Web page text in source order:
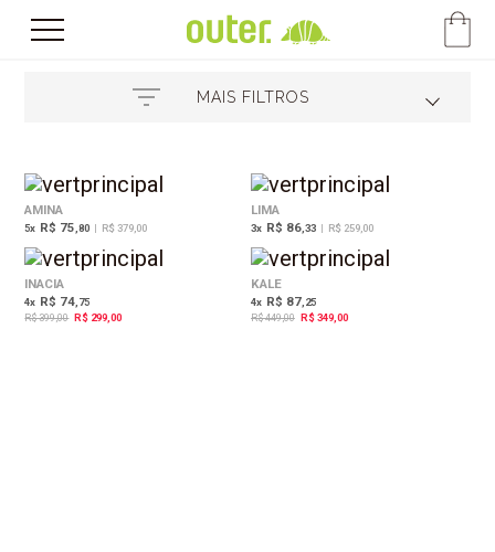
MAIS FILTROS
AMINA
5x R$ 75 ,80 | R$ 379,00
LIMA
3x R$ 86,33 | R$ 259,00
INACIA
4x R$ 74 ,75
R$ 399,00 R$ 299,00
KALE
4x R$ 87,25
R$ 449,00 R$ 349,00